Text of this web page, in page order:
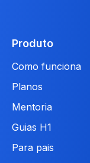
Produto
Como funciona
Planos
Mentoria
Guias H1
Para pais